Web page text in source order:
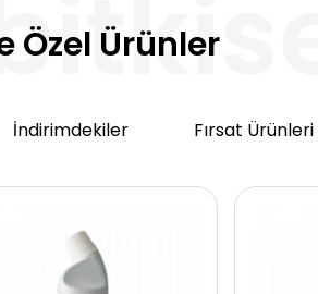
Özel Ürünler
İndirimdekiler Fırsat Ürünleri